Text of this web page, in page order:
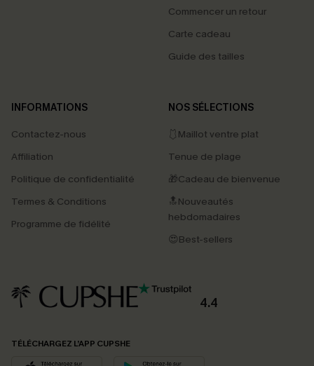
Commencer un retour
Carte cadeau
Guide des tailles
INFORMATIONS
Contactez-nous
Affiliation
Politique de confidentialité
Termes & Conditions
Programme de fidélité
NOS SÉLECTIONS
🩱Maillot ventre plat
Tenue de plage
🎁Cadeau de bienvenue
🔝Nouveautés
hebdomadaires
😍Best-sellers
4.4
TÉLÉCHARGEZ L’APP CUPSHE
PROFITEZ DE -15%